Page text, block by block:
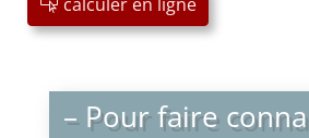
calculer en ligne
– Pour faire